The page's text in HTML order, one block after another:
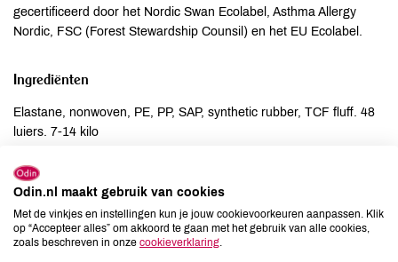
gecertificeerd door het Nordic Swan Ecolabel, Asthma Allergy
Nordic, FSC (Forest Stewardship Counsil) en het EU Ecolabel.
Ingrediënten
Elastane, nonwoven, PE, PP, SAP, synthetic rubber, TCF fluff. 48
luiers. 7-14 kilo
Allergenen
Aardnoten
onbekend
Ei
onbekend
Odin.nl maakt gebruik van cookies
Met de vinkjes en instellingen kun je jouw cookievoorkeuren aanpassen. Klik
op “Accepteer alles” om akkoord te gaan met het gebruik van alle cookies,
zoals beschreven in onze cookieverklaring.